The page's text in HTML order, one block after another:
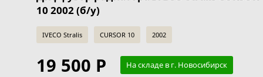
10 2002 (б/у)
IVECO Stralis CURSOR 10 2002
19 500 Р На складе в г. Новосибирск